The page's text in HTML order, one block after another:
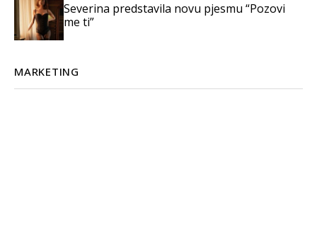
Severina predstavila novu pjesmu “Pozovi
me ti”
MARKETING